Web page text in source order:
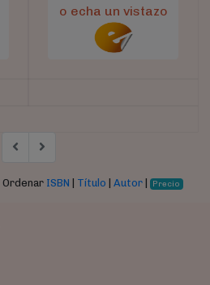
o echa un vistazo
Ordenar ISBN Título Autor| Precio